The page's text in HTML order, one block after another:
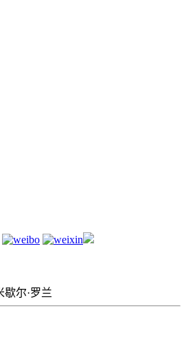
尔·罗兰